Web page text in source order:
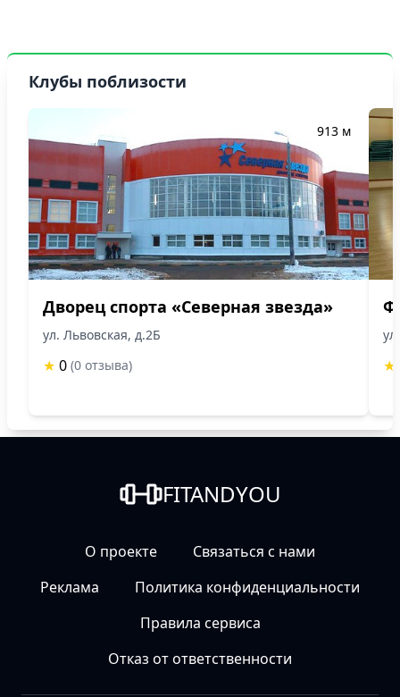
Клубы поблизости
913 м
Дворец спорта «Северная звезда»
ул. Львовская, д.2Б
★ 0 (0 отзыва) ★
FITANDYOU
О проекте
Связаться с нами
Реклама
Политика конфиденциальности
Правила сервиса
Отказ от ответственности